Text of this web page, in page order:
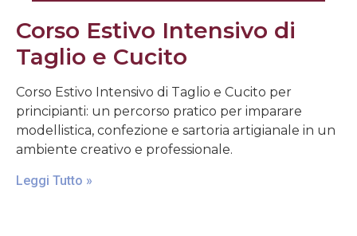
Corso Estivo Intensivo di
Taglio e Cucito
Corso Estivo Intensivo di Taglio e Cucito per
principianti: un percorso pratico per imparare
modellistica, confezione e sartoria artigianale in un
ambiente creativo e professionale.
Leggi Tutto »